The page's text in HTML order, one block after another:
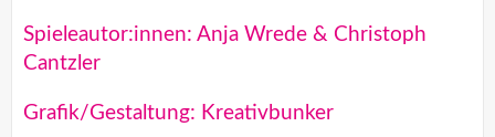
Spieleautor:innen: Anja Wrede & Christoph
Cantzler
Grafik/Gestaltung: Kreativbunker